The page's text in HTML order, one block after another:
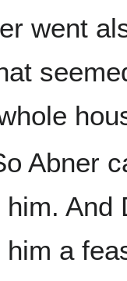
went
Abner
him. And
him a